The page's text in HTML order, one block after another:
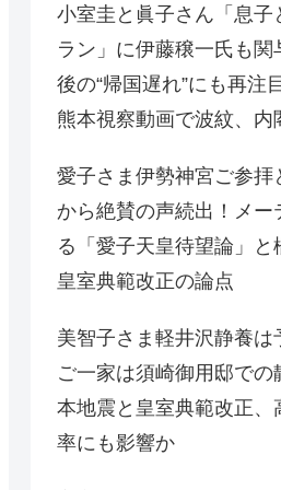
小室圭と眞子さん「息子
ラン」に伊藤穣一氏も
後の“帰国遅れ”にも再
熊本視察動画で波紋、内
愛子さま伊勢神宮ご参拝
から絶賛の声続出！メー
る「愛子天皇待望論」と
皇室典範改正の論点
美智子さま軽井沢静養は
ご一家は須崎御用邸で
本地震と皇室典範改正、
率にも影響か